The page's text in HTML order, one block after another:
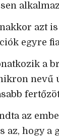
azt
egyre
a
nevű
az
az, hogy a